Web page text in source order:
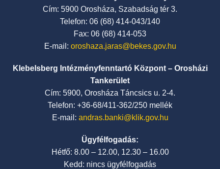
Cím: 5900 Orosháza, Szabadság tér 3.
Telefon: 06 (68) 414-043/140
Fax: 06 (68) 414-053
E-mail: oroshaza.jaras@bekes.gov.hu
Klebelsberg Intézményfenntartó Központ – Orosházi
Tankerület
Cím: 5900, Orosháza Táncsics u. 2-4.
Telefon: +36-68/411-362/250 mellék
E-mail: andras.banki@klik.gov.hu
Ügyfélfogadás:
Hétfő: 8.00 – 12.00, 12.30 – 16.00
Kedd: nincs ügyfélfogadás